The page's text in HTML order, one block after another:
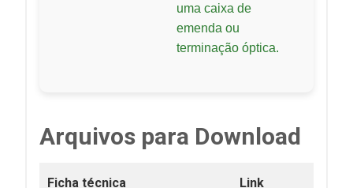
uma caixa de
emenda ou
terminação óptica.
Arquivos para Download
Ficha técnica Link